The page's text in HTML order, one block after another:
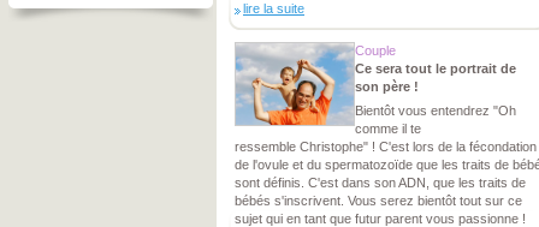
lire la suite
Couple
Ce sera tout le portrait de
son père !
Bientôt vous entendrez "Oh
comme il te
ressemble Christophe" ! C'est lors de la fécondation
de l'ovule et du spermatozoïde que les traits de
sont définis. C'est dans son ADN, que les traits de
bébés s'inscrivent. Vous serez bientôt tout sur ce
sujet qui en tant que futur parent vous passionne !